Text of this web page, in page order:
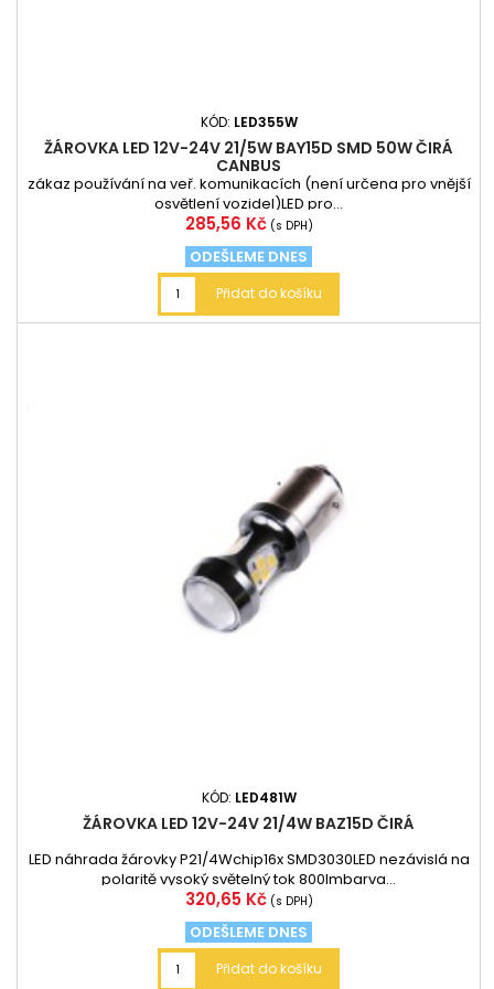
KÓD: LED355W
ŽÁROVKA LED 12V-24V 21/5W BAY15D SMD 50W ČIRÁ
CANBUS
zákaz používání na veř. komunikacích (není určena pro vnější
osvětlení vozidel)LED pro...
Cena
285,56 Kč (s DPH)
ODEŠLEME DNES
Přidat do košíku
KÓD: LED481W
ŽÁROVKA LED 12V-24V 21/4W BAZ15D ČIRÁ
LED náhrada žárovky P21/4Wchip16x SMD3030LED nezávislá na
polaritě vysoký světelný tok 800lmbarva...
Cena
320,65 Kč (s DPH)
ODEŠLEME DNES
Přidat do košíku